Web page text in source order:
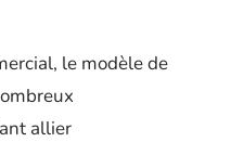
le modèle de
allier